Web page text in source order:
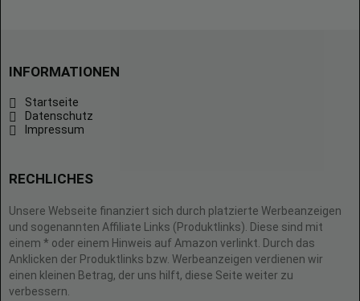
INFORMATIONEN
Startseite
Datenschutz
Impressum
RECHLICHES
Unsere Webseite finanziert sich durch platzierte Werbeanzeigen
und sogenannten Affiliate Links (Produktlinks). Diese sind mit
einem * oder einem Hinweis auf Amazon verlinkt. Durch das
Anklicken der Produktlinks bzw. Werbeanzeigen verdienen wir
einen kleinen Betrag, der uns hilft, diese Seite weiter zu
verbessern.